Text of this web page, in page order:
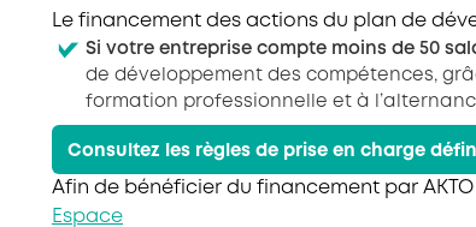
Le financement des actions du plan de
Si votre entreprise compte moins de 50
de développement des compétences,
formation professionnelle et à
Consultez les règles de prise en charge
Afin de bénéficier du financement par
Espace